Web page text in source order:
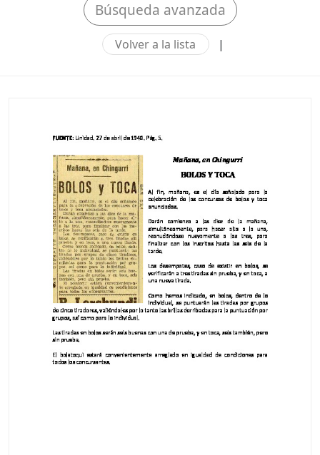
Búsqueda avanzada
Volver a la lista |